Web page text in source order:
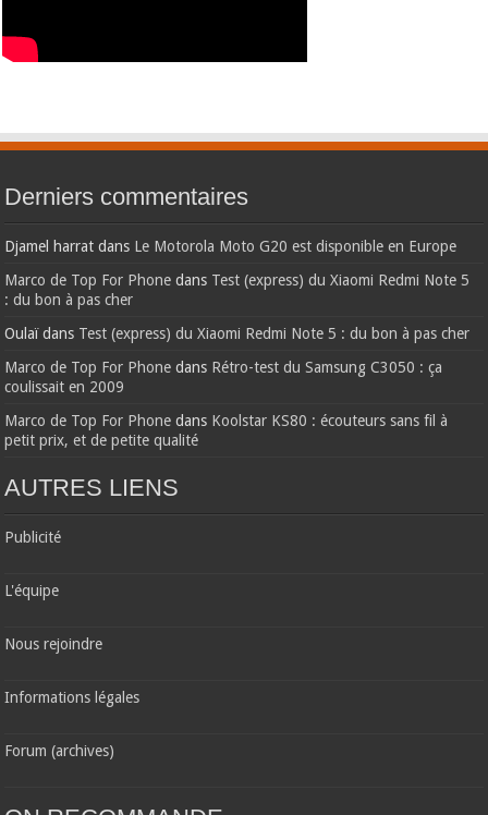
Derniers commentaires
Djamel harrat dans Le Motorola Moto G20 est disponible en Europe
Marco de Top For Phone dans Test (express) du Xiaomi Redmi Note 5
: du bon à pas cher
Oulaïdans Test (express) du Xiaomi Redmi Note 5 : du bon à pas cher
Marco de Top For Phone dans Rétro-test du Samsung C3050 : ça
coulissait en 2009
Marco de Top For Phone dans Koolstar KS80 : écouteurs sans fil à
petit prix, et de petite qualité
AUTRES LIENS
Publicité
L'équipe
Nous rejoindre
Informations légales
Forum (archives)